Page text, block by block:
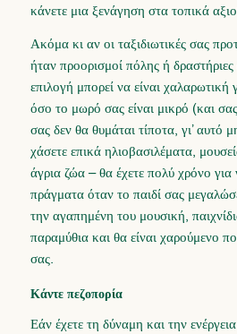
κάνετε μια ξενάγηση στα τοπικά
Ακόμα κι αν οι ταξιδιωτικές σας
ήταν προορισμοί πόλης ή
επιλογή μπορεί να είναι χαλαρωτική
όσο το μωρό σας είναι μικρό (και
σας δεν θα θυμάται τίποτα, γι’ αυτό
χάσετε επικά ηλιοβασιλέματα,
άγρια ζώα – θα έχετε πολύ χρόνο για
πράγματα όταν το παιδί σας
την αγαπημένη του μουσική,
παραμύθια και θα είναι χαρούμενο
σας.
Κάντε πεζοπορία
Εάν έχετε τη δύναμη και την